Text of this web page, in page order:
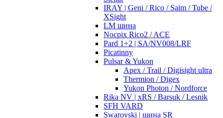
IRAY | Geni / Rico / Saim / Tube /
XSight
LM шина
Nocpix Rico2 / ACE
Pard 1+2 | SA/NV008/LRF
Picatinny
Pulsar & Yukon
Apex / Trail / Digisight ultra
Thermion / Digex
Yukon Photon / Nordforce
Rika NV | xRS / Barsuk / Lesnik
SFH VARD
Swarovski | шина SR